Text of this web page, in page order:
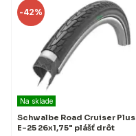
-42%
Na sklade
Schwalbe Road Cruiser Plus
E-25 26x1,75" plášť drôt